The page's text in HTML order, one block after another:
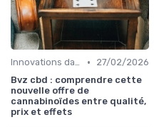
Innovations dans le CBD •
27/02/2026
Bvz cbd : comprendre cette
nouvelle offre de
cannabinoïdes entre qualité,
prix et effets